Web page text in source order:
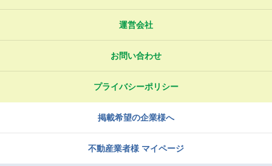
運営会社
お問い合わせ
プライバシーポリシー
掲載希望の企業様へ
不動産業者様 マイページ